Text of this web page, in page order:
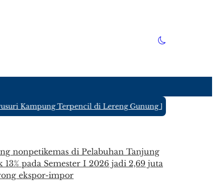
Kampung Terpencil di Lereng Gunung Kawi Blitar yang
nonpetikemas di Pelabuhan Tanjung
13% pada Semester I 2026 jadi 2,69 juta
ekspor-impor